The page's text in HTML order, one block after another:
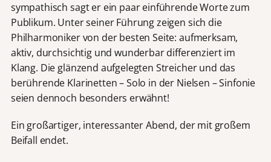
sympathisch sagt er ein paar einführende Worte zum
Publikum. Unter seiner Führung zeigen sich die
Philharmoniker von der besten Seite: aufmerksam,
aktiv, durchsichtig und wunderbar differenziert im
Klang. Die glänzend aufgelegten Streicher und das
berührende Klarinetten – Solo in der Nielsen – Sinfonie
seien dennoch besonders erwähnt!
Ein großartiger, interessanter Abend, der mit großem
Beifall endet.